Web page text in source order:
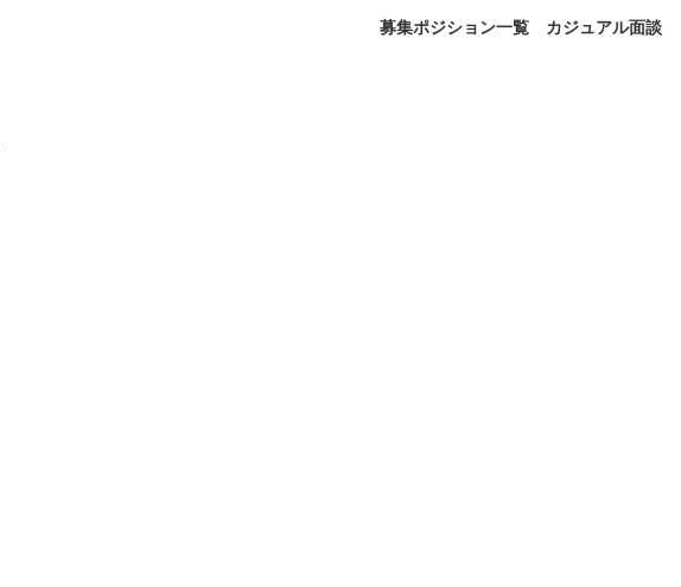
募集ポジション一覧 カジュアル面談